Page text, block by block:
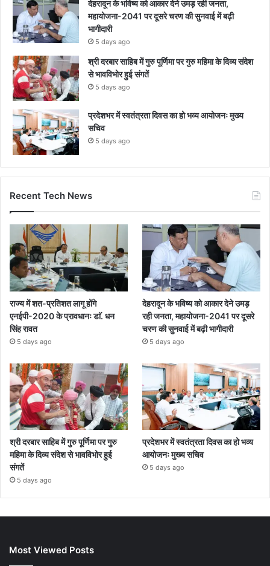
देहरादून के भविष्य को आकार देने उमड़ रही जनता,
महायोजना-2041 पर दूसरे चरण की सुनवाई में बढ़ी
भागीदारी
5 days ago
श्री दरबार साहिब में गुरु पूर्णिमा पर गुरु महिमा के दिव्य संदेश
से भावविभोर हुई संगतें
5 days ago
प्रदेशभर में स्वतंत्रता दिवस का हो भव्य आयोजनः मुख्य
सचिव
5 days ago
Recent Tech News
राज्य में शत-प्रतिशत लागू होंगे
एनईपी-2020 के प्रावधानः डाॅ. धन
सिंह रावत
5 days ago
देहरादून के भविष्य को आकार देने उमड़
रही जनता, महायोजना-2041 पर दूसरे
चरण की सुनवाई में बढ़ी भागीदारी
5 days ago
श्री दरबार साहिब में गुरु पूर्णिमा पर गुरु
महिमा के दिव्य संदेश से भावविभोर हुई
संगतें
5 days ago
प्रदेशभर में स्वतंत्रता दिवस का हो भव्य
आयोजनः मुख्य सचिव
5 days ago
Most Viewed Posts